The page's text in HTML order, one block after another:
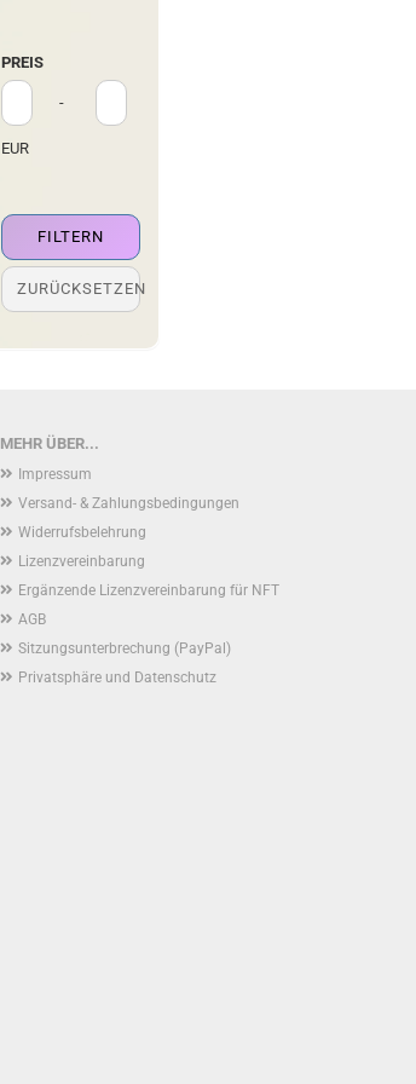
PREIS
Preis bis
-
EUR
FILTERN
ZURÜCKSETZEN
MEHR ÜBER...
Impressum
Versand- & Zahlungsbedingungen
Widerrufsbelehrung
Lizenzvereinbarung
Ergänzende Lizenzvereinbarung für NFT
AGB
Sitzungsunterbrechung (PayPal)
Privatsphäre und Datenschutz